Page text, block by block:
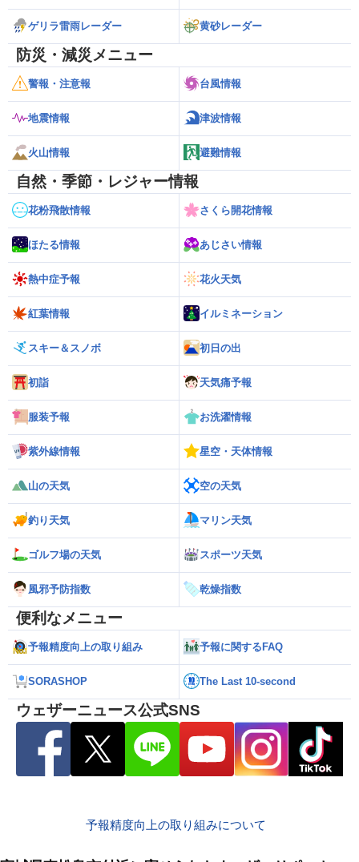
ゲリラ雷雨レーダー 黄砂レーダー
防災・減災メニュー
警報・注意報 台風情報
地震情報 津波情報
火山情報 避難情報
自然・季節・レジャー情報
花粉飛散情報 さくら開花情報
ほたる情報 あじさい情報
熱中症予報 花火天気
紅葉情報 イルミネーション
スキー＆スノボ 初日の出
初詣 天気痛予報
服装予報 お洗濯情報
紫外線情報 星空・天体情報
山の天気 空の天気
釣り天気 マリン天気
ゴルフ場の天気 スポーツ天気
風邪予防指数 乾燥指数
便利なメニュー
予報精度向上の取り組み 予報に関するFAQ
SORASHOP The Last 10-second
ウェザーニュース公式SNS
予報精度向上の取り組みについて